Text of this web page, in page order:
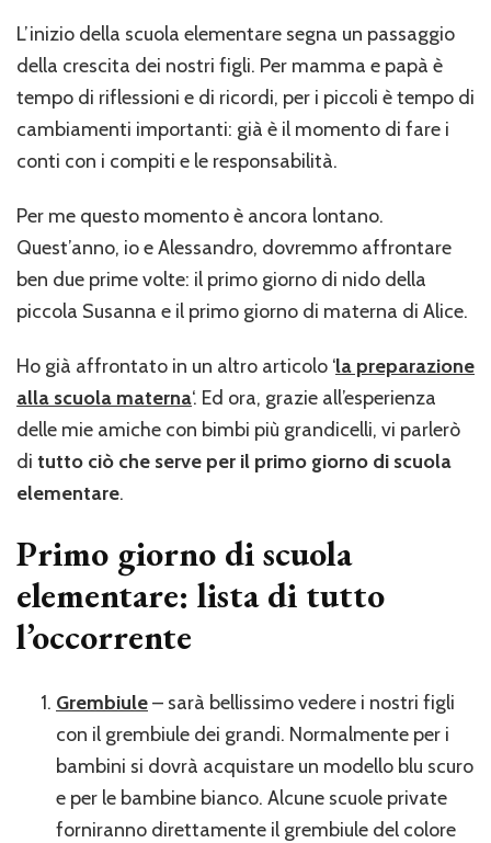
L’inizio della scuola elementare segna un passaggio
della crescita dei nostri figli. Per mamma e papà è
tempo di riflessioni e di ricordi, per i piccoli è tempo di
cambiamenti importanti: già è il momento di fare i
conti con i compiti e le responsabilità.
Per me questo momento è ancora lontano.
Quest’anno, io e Alessandro, dovremmo affrontare
ben due prime volte: il primo giorno di nido della
piccola Susanna e il primo giorno di materna di Alice.
Ho già affrontato in un altro articolo ‘la preparazione
alla scuola materna‘. Ed ora, grazie all’esperienza
delle mie amiche con bimbi più grandicelli, vi parlerò
di tutto ciò che serve per il primo giorno di scuola
elementare.
Primo giorno di scuola
elementare: lista di tutto
l’occorrente
Grembiule– sarà bellissimo vedere i nostri figli
con il grembiule dei grandi. Normalmente per i
bambini si dovrà acquistare un modello blu scuro
e per le bambine bianco. Alcune scuole private
forniranno direttamente il grembiule del colore